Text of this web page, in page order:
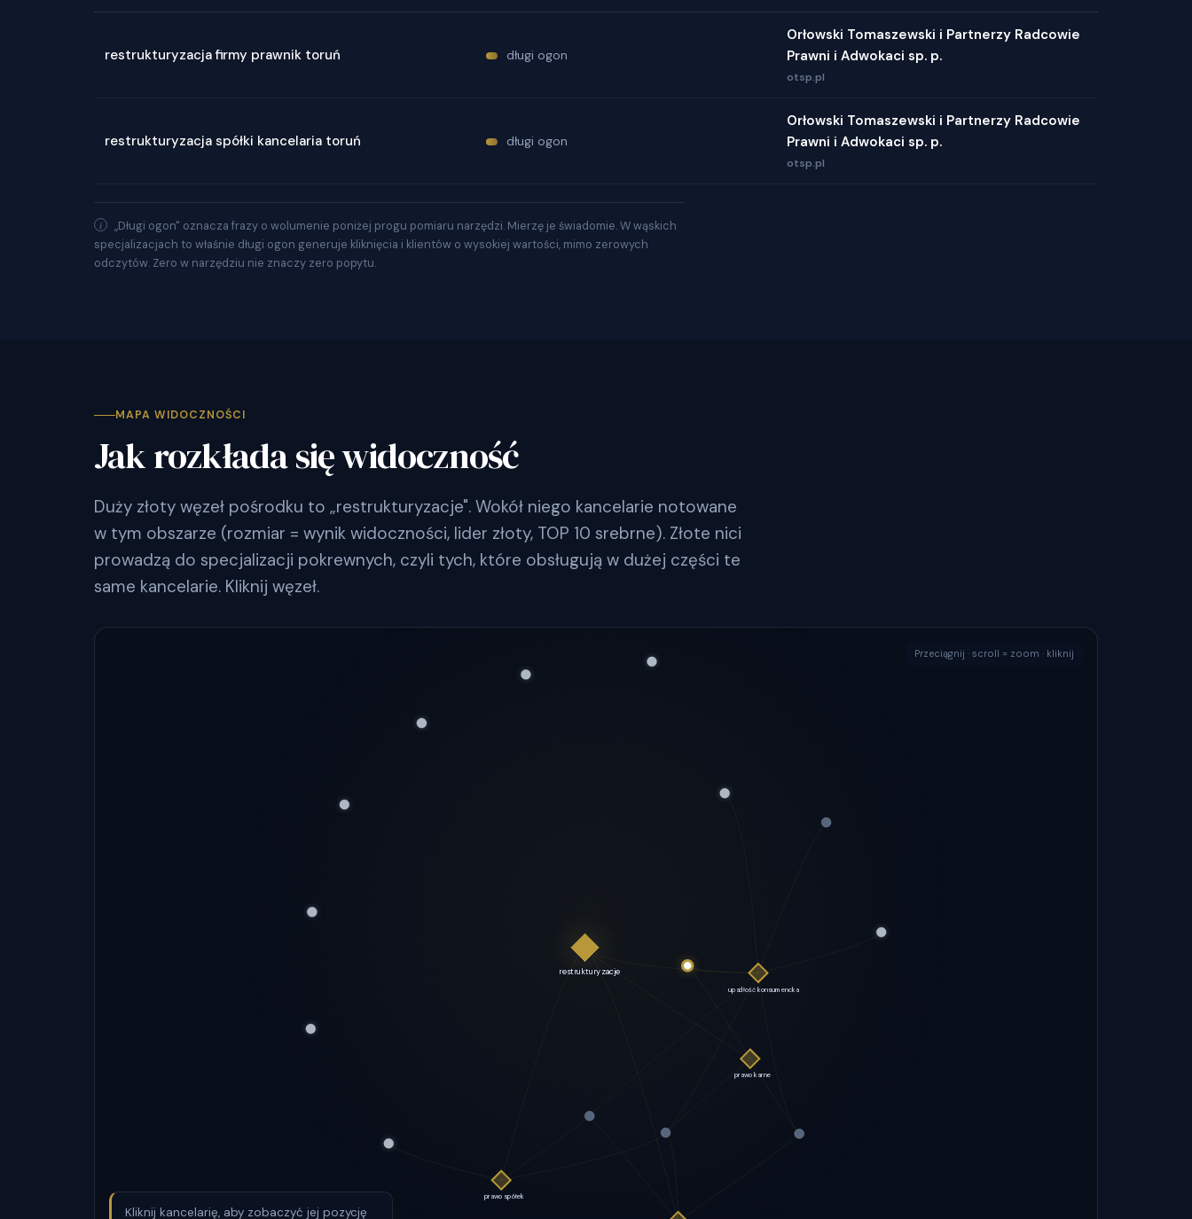
restrukturyzacja firmy prawnik toruń długi ogon
Orłowski Tomaszewski i Partnerzy Radcowie
Prawni i Adwokaci sp. p.
otsp.pl
restrukturyzacja spółki kancelaria toruń długi ogon
Orłowski Tomaszewski i Partnerzy Radcowie
Prawni i Adwokaci sp. p.
otsp.pl
„Długi ogon" oznacza frazy o wolumenie poniżej progu pomiaru narzędzi. Mierzę je świadomie. W wąskich
specjalizacjach to właśnie długi ogon generuje kliknięcia i klientów o wysokiej wartości, mimo zerowych
odczytów. Zero w narzędziu nie znaczy zero popytu.
MAPA WIDOCZNOŚCI
Jak rozkłada się widoczność
Duży złoty węzeł pośrodku to „restrukturyzacje". Wokół niego kancelarie notowane
w tym obszarze (rozmiar = wynik widoczności, lider złoty, TOP 10 srebrne). Złote nici
prowadzą do specjalizacji pokrewnych, czyli tych, które obsługują w dużej części te
same kancelarie. Kliknij węzeł.
Kliknij kancelarię, aby zobaczyć jej pozycję
Przeciągnij · scroll = zoom · kliknij